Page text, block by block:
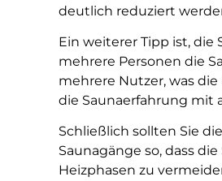
deutlich reduziert
Ein weiterer Tipp ist,
mehrere Personen die
mehrere Nutzer, was
die Saunaerfahrung mit
Schließlich sollten Sie
Saunagänge so, dass
Heizphasen zu